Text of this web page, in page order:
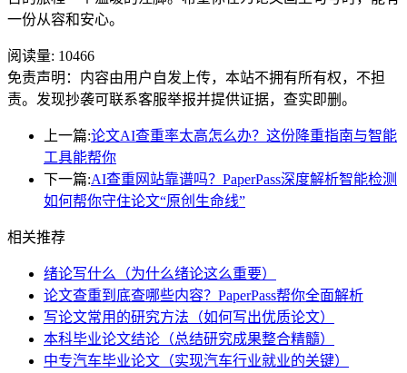
一份从容和安心。
阅读量: 10466
免责声明：内容由用户自发上传，本站不拥有所有权，不担
责。发现抄袭可联系客服举报并提供证据，查实即删。
上一篇:论文AI查重率太高怎么办？这份降重指南与智能
工具能帮你
下一篇:AI查重网站靠谱吗？PaperPass深度解析智能检测
如何帮你守住论文“原创生命线”
相关推荐
绪论写什么（为什么绪论这么重要）
论文查重到底查哪些内容？PaperPass帮你全面解析
写论文常用的研究方法（如何写出优质论文）
本科毕业论文结论（总结研究成果整合精髓）
中专汽车毕业论文（实现汽车行业就业的关键）